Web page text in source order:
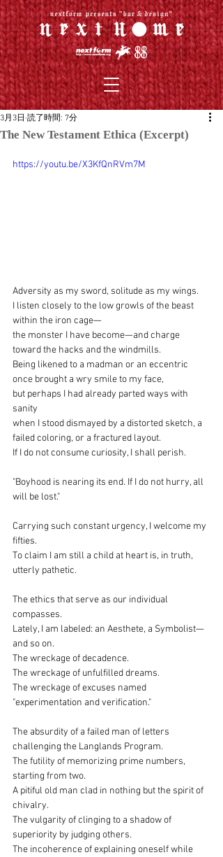
The New Testament Ethica (Excerpt)
3月3日 読了時間: 7分
https://youtu.be/X3KfQnRVm7M
Adversity as my sword, solitude as my wings.
I listen closely to the low growls of the beast
within the iron cage—
the monster I have become—and charge
toward the hacks and the windmills.
Being likened to a madman or an eccentric
once brought a wry smile to my face,
but perhaps I had already parted ways with
sanity
when I stood dismayed by a distorted sketch, a
failed coloring, or a fractured layout.
If I do not consume curiosity, I shall perish.
"Boyhood is nearing its end. If I do not hurry, all
will be lost."
Carrying such constant urgency, I welcome my
fifties.
To claim I am still a child at heart is, in truth,
utterly pathetic.
The ethics that serve as our individual
compasses.
Lately, I am labeled: an Aesthete, a Symbolist—
and so on.
The wreckage of decadence.
The wreckage of unfulfilled dreams.
The wreckage of excuses named
"experimentation and verification."
The absurdity of a failed man of letters
challenging the Langlands Program.
The futility of memorizing prime numbers,
starting from two.
A pitiful old man clad in nothing but the spirit of
chivalry.
The vulgarity of clinging to a shadow of
superiority by judging others.
The incoherence of explaining oneself while